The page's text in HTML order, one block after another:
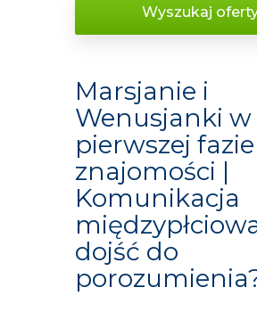
Wyszukaj
Marsjanie i
Wenusjanki w
pierwszej fazie
znajomości |
Komunikacja
dojść do